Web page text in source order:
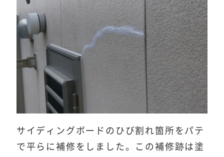
サイディングボードのひび割れ箇所をパテ
で平らに補修をしました。この補修跡は塗